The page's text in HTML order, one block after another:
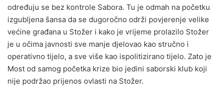
određuju se bez kontrole Sabora. Tu je odmah na početku
izgubljena šansa da se dugoročno održi povjerenje velike
većine građana u Stožer i kako je vrijeme prolazilo Stožer
je u očima javnosti sve manje djelovao kao stručno i
operativno tijelo, a sve više kao ispolitizirano tijelo. Zato je
Most od samog početka krize bio jedini saborski klub koji
nije podržao prijenos ovlasti na Stožer.